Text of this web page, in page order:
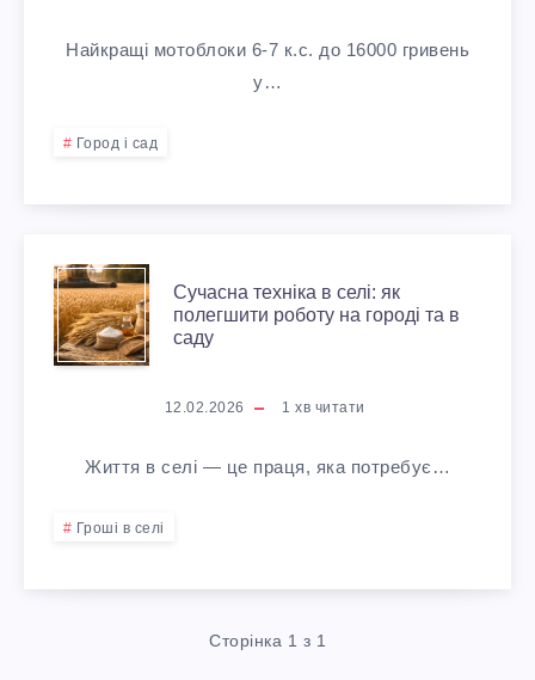
Р
В
І
Р
И
В
Н
И
Найкращі мотоблоки 6-7 к.с. до 16000 гривень
у…
Город і сад
С
У
А
С
Н
Сучасна техніка в селі: як
полегшити роботу на городі та в
саду
12.02.2026 1 хв читати
Життя в селі — це праця, яка потребує…
Гроші в селі
Сторінка 1 з 1